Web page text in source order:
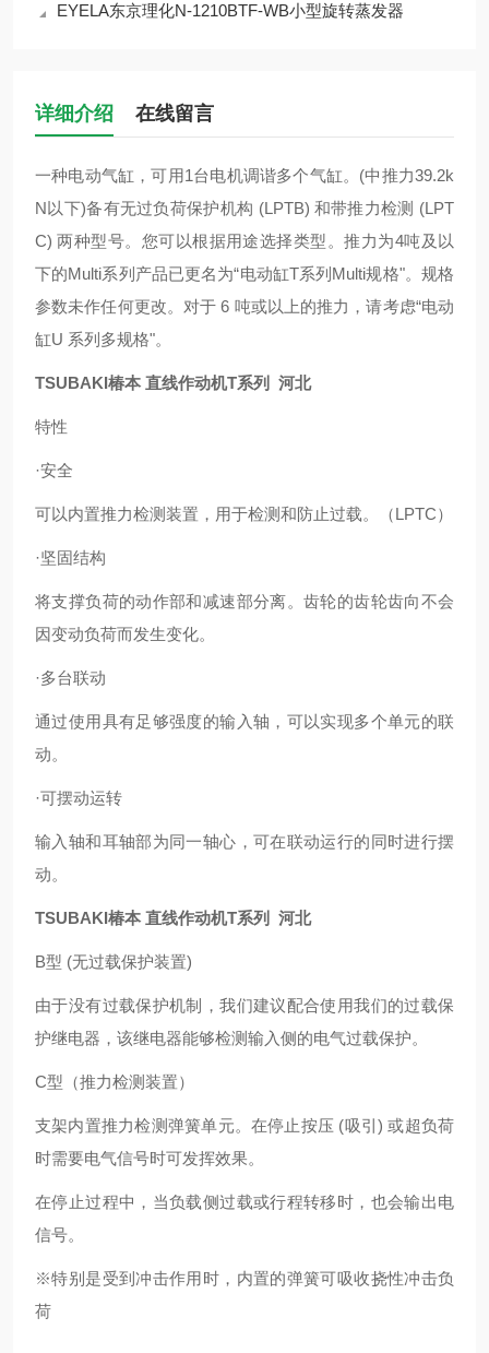
EYELA东京理化N-1210BTF-WB小型旋转蒸发器
详细介绍 在线留言
一种电动气缸，可用1台电机调谐多个气缸。(中推力39.2k
N以下)备有无过负荷保护机构 (LPTB) 和带推力检测 (LPT
C) 两种型号。您可以根据用途选择类型。推力为4吨及以
下的Multi系列产品已更名为“电动缸T系列Multi规格"。规格
参数未作任何更改。对于 6 吨或以上的推力，请考虑“电动
缸U 系列多规格"。
TSUBAKI椿本 直线作动机T系列 河北
特性
·安全
可以内置推力检测装置，用于检测和防止过载。（LPTC）
·坚固结构
将支撑负荷的动作部和减速部分离。齿轮的齿轮齿向不会
因变动负荷而发生变化。
·多台联动
通过使用具有足够强度的输入轴，可以实现多个单元的联
动。
·可摆动运转
输入轴和耳轴部为同一轴心，可在联动运行的同时进行摆
动。
TSUBAKI椿本 直线作动机T系列 河北
B型 (无过载保护装置)
由于没有过载保护机制，我们建议配合使用我们的过载保
护继电器，该继电器能够检测输入侧的电气过载保护。
C型（推力检测装置）
支架内置推力检测弹簧单元。在停止按压 (吸引) 或超负荷
时需要电气信号时可发挥效果。
在停止过程中，当负载侧过载或行程转移时，也会输出电
信号。
※特别是受到冲击作用时，内置的弹簧可吸收挠性冲击负
荷